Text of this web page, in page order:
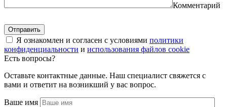
Комментарий
Я ознакомлен и согласен с условиями политики
конфиденциальности и использования файлов cookie
Есть вопросы?
Оставьте контактные данные. Наш специалист свяжется с
вами и ответит на возникший у вас вопрос.
Ваше имя